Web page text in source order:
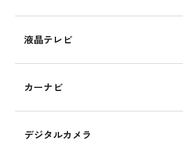
液晶テレビ
カーナビ
デジタルカメラ
iPhone 15 128GB シリーズ
iPhone 15 128GB の新品買取価格